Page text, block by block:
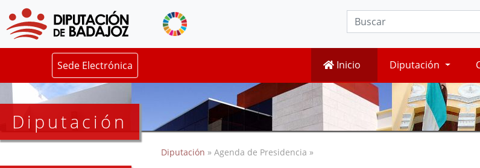
Sede Electrónica Inicio Diputación
Diputación
Diputación » Agenda de Presidencia »